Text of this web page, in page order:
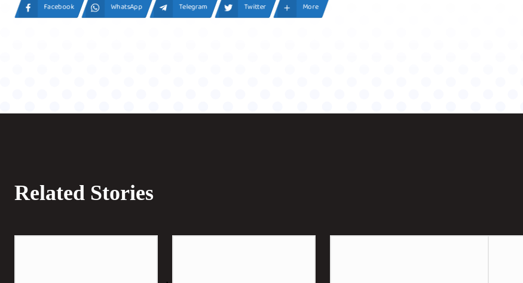
Facebook WhatsApp Telegram Twitter More
Related Stories